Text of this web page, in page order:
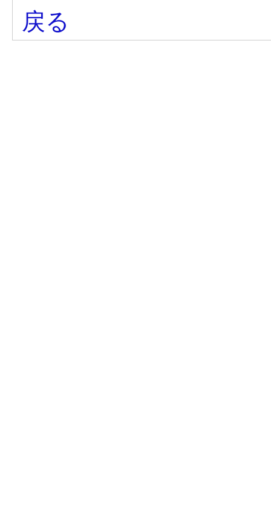
戻る